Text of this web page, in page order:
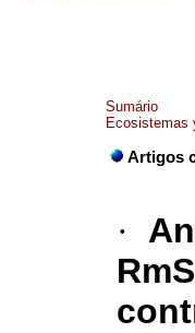
Sumário
Ecosistemas
Artigos
·